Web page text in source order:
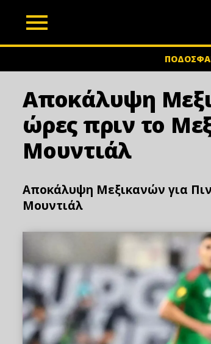
Αποκάλυψη
ώρες πριν το
Μουντιάλ
Αποκάλυψη Μεξικανών για
Μουντιάλ